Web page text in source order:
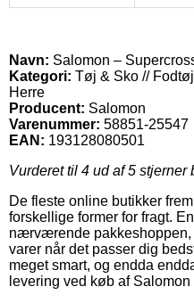
Navn: Salomon –
Kategori: Tøj & Sko //
Herre
Producent: Salomon
Varenummer: 58851-25547
EAN: 193128080501
Vurderet til 4 ud af 5 stjerner
De fleste online butikker
forskellige former for fragt.
nærværende pakkeshoppen,
varer når det passer dig
meget smart, og endda
levering ved køb af